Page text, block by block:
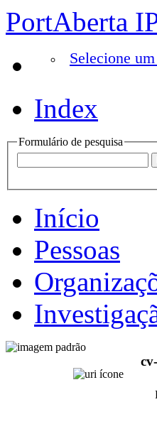
PortAberta
Selecione
Index
Formulário de pesquisa
Início
Pessoas